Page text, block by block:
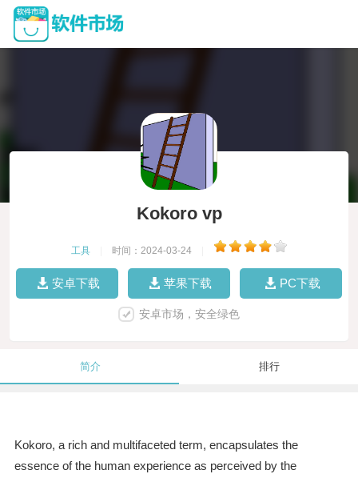
Kokoro vp
工具 时间：2024-03-24
安卓下载 苹果下载 PC下载
安卓市场，安全绿色
简介 排行
Kokoro, a rich and multifaceted term, encapsulates the
essence of the human experience as perceived by the